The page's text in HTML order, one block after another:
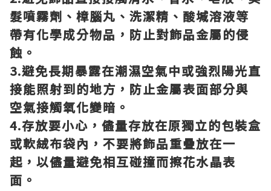
髮噴霧劑、樟腦丸、洗潔精、酸堿溶液等
帶有化學成分物品，防止對飾品金屬的侵
蝕。
3.避免長期暴露在潮濕空氣中或強烈陽光直
接能照射到的地方，防止金屬表面部分與
空氣接觸氧化變暗。
4.存放要小心，儘量存放在原獨立的包裝盒
或軟絨布袋內，不要將飾品重疊放在一
起，以儘量避免相互碰撞而擦花水晶表
面。